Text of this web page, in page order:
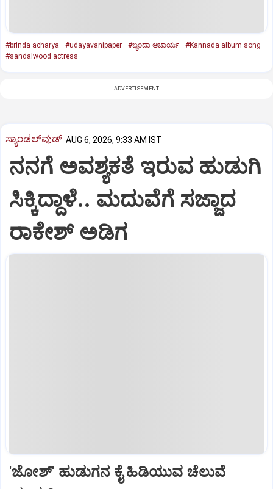
#brinda acharya #udayavanipaper #ಬೃಂದಾ ಆಚಾರ್ಯ
#Kannada album song
#sandalwood actress
ADVERTISEMENT
ಸ್ಯಾಂಡಲ್‌ವುಡ್‌ AUG 6, 2026, 9:33 AM IST
ನನಗೆ ಅವಶ್ಯಕತೆ ಇರುವ ಹುಡುಗಿ
ಸಿಕ್ಕಿದ್ದಾಳೆ.. ಮದುವೆಗೆ ಸಜ್ಜಾದ
ರಾಕೇಶ್ ಅಡಿಗ
'ಜೋಶ್' ಹುಡುಗನ ಕೈ ಹಿಡಿಯುವ ಚೆಲುವೆ